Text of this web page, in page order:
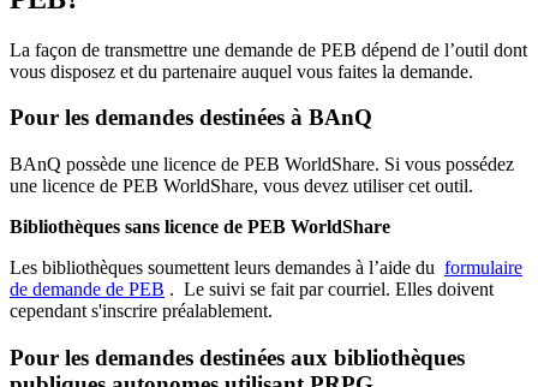
La façon de transmettre une demande de PEB dépend de l’outil dont
vous disposez et du partenaire auquel vous faites la demande.
Pour les demandes destinées à BAnQ
BAnQ possède une licence de PEB WorldShare. Si vous possédez
une licence de PEB WorldShare, vous devez utiliser cet outil.
Bibliothèques sans licence de PEB WorldShare
Les bibliothèques soumettent leurs demandes à l’aide du formulaire
de demande de PEB . Le suivi se fait par courriel. Elles doivent
cependant s'inscrire préalablement.
Pour les demandes destinées aux bibliothèques